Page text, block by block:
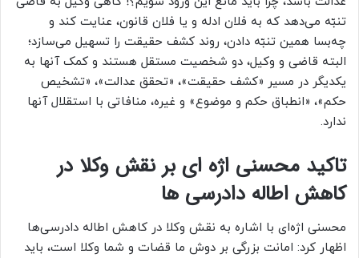
تنبّه می‌دهد که به فلان ادله و یا فلان قانون، عنایت کند و
چه‌بسا همین تنبّه دادن، روند کشف حقیقت را تسهیل می‌سازد؛
البته قاضی و وکیل، دو شخصیت مستقل هستند و کمک آنها به
یکدیگر در مسیر «کشف حقیقت»، «تحقق عدالت»، «تشخیص
حکم»، «انطباق حکم و موضوع» و غیره، منافاتی با استقلال آنها
ندارد.
تاکید محسنی اژه ای بر نقش وکلا در
کاهش اطاله دادرسی ها
محسنی اژه‌ای با اشاره به نقش وکلا در کاهش اطاله دادرسی‌ها
اظهار کرد: امانت بزرگی بر دوش ما قضات و شما وکلا است، باید